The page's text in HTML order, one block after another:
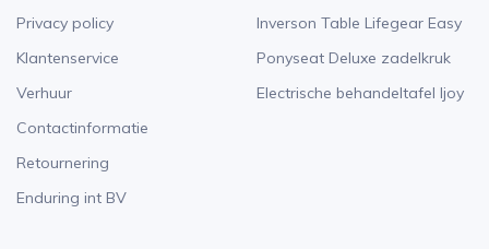
Privacy policy
Klantenservice
Verhuur
Contactinformatie
Retournering
Enduring int BV
Inverson Table Lifegear Easy
Ponyseat Deluxe zadelkruk
Electrische behandeltafel Ijoy